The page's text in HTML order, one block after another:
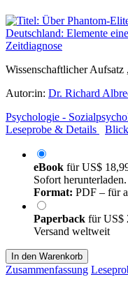
Wissenschaftlicher Aufsatz
Autor:in: Dr. Richard
Psychologie -
Leseprobe & Details
eBook fürUS$
Sofort
Format: PDF – für
Paperback fürUS$
Versand weltweit
In den Warenkorb
Zusammenfassung